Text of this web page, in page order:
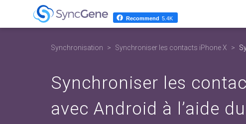
Synchronisation Synchroniser les contacts iPhone X
Synchroniser les
avec Android à l’aide
Recommend 5.4K